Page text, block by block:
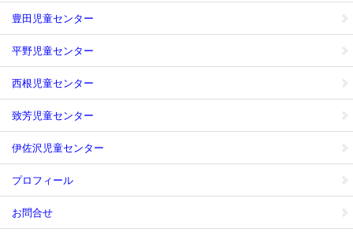
豊田児童センター
平野児童センター
西根児童センター
致芳児童センター
伊佐沢児童センター
プロフィール
お問合せ